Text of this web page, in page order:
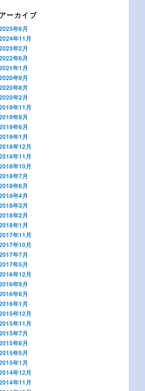
アーカイブ
年6月
年11月
年2月
年6月
年1月
年9月
年8月
年2月
年11月
年8月
年6月
年1月
年12月
年11月
年10月
年7月
年6月
年4月
年3月
年2月
年1月
年11月
年10月
年7月
年5月
年12月
年9月
年6月
年1月
年12月
年11月
年7月
年6月
年5月
年1月
年12月
年11月